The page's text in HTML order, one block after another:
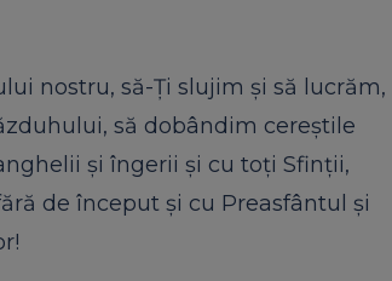
nostru, să-Ți slujim și să lucrăm,
să dobândim cereștile
și îngerii și cu toți Sfinții,
de început și cu Preasfântul și